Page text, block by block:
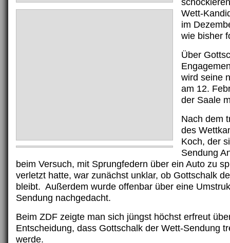
Wett-
im
wie bisher
Über
wird seine
am 12.
der Saale
Nach dem
des
Koch, der
Sendung
beim Versuch, mit Sprungfedern über ein Auto zu
verletzt hatte, war zunächst unklar, ob Gottschalk
bleibt. Außerdem wurde offenbar über eine
Sendung nachgedacht.
Beim ZDF zeigte man sich jüngst höchst erfreut
Entscheidung, dass Gottschalk der Wett-Sendung
werde.